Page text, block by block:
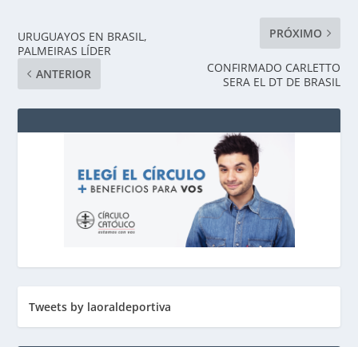
URUGUAYOS EN BRASIL,
PALMEIRAS LÍDER
ANTERIOR
PRÓXIMO
CONFIRMADO CARLETTO
SERA EL DT DE BRASIL
Tweets by laoraldeportiva